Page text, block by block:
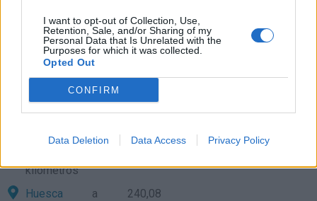
I want to opt-out of Collection, Use,
Retention, Sale, and/or Sharing of my
Personal Data that Is Unrelated with the
Purposes for which it was collected.
Opted Out
CONFIRM
Data Deletion Data Access Privacy Policy
Soriaa 170,25 kilómetros
Palenciaa 190,89
kilómetros
Valladolida 231,80
kilómetros
kilómetros
Huesca a 240,08